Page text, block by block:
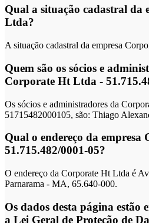
Qual a situação cadastral da
Ltda?
A situação cadastral da empresa
Quem são os sócios e
Corporate Ht Ltda -
Os sócios e administradores da
51715482000105, são: Thiago
Qual o endereço da
51.715.482/0001-05?
O endereço da Corporate Ht Ltda é
Parnarama - MA, 65.640-000.
Os dados desta página estão
a Lei Geral de Proteção de